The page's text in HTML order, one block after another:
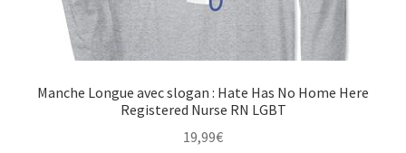
Manche Longue avec slogan : Hate Has No Home Here
Registered Nurse RN LGBT
19,99€